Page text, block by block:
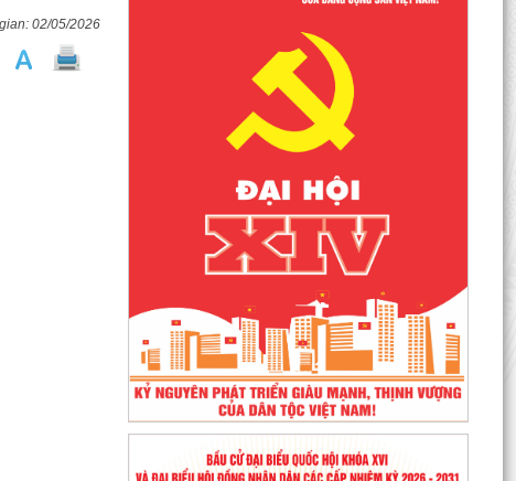
02/05/2026